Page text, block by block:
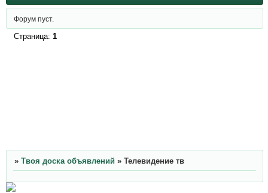
Форум пуст.
Страница: 1
» Твоя доска объявлений » Телевидение тв